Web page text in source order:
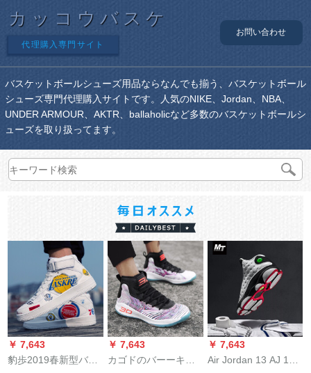
カッコウバスケ
代理購入専門サイト
お問い合わせ
バスケットボールシューズ用品ならなんでも揃う、バスケットボール
シューズ専門代理購入サイトです。人気のNIKE、Jordan、NBA、
UNDER ARMOUR、AKTR、ballaholicなど多数のバスケットボールシ
ューズを取り扱ってます。
￥ 7,643
豹歩2019春新型バー
￥ 7,643
カゴドのバーーキン
￥ 7,643
Air Jordan 13 AJ 13